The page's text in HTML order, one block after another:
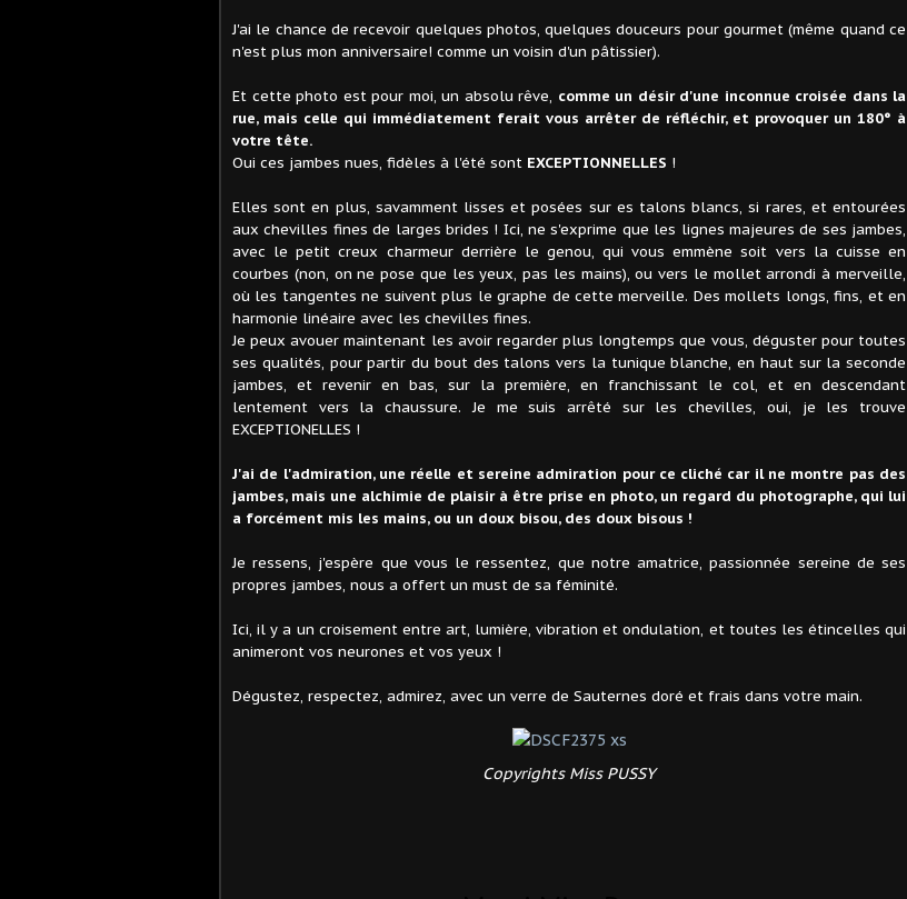
J'ai le chance de recevoir quelques photos, quelques douceurs pour gourmet (même quand ce
n'est plus mon anniversaire! comme un voisin d'un pâtissier).
Et cette photo est pour moi, un absolu rêve, comme un désir d'une inconnue croisée dans la
rue, mais celle qui immédiatement ferait vous arrêter de réfléchir, et provoquer un 180° à
votre tête.
Oui ces jambes nues, fidèles à l'été sont EXCEPTIONNELLES !
Elles sont en plus, savamment lisses et posées sur es talons blancs, si rares, et entourées
aux chevilles fines de larges brides ! Ici, ne s'exprime que les lignes majeures de ses jambes,
avec le petit creux charmeur derrière le genou, qui vous emmène soit vers la cuisse en
courbes (non, on ne pose que les yeux, pas les mains), ou vers le mollet arrondi à merveille,
où les tangentes ne suivent plus le graphe de cette merveille. Des mollets longs, fins, et en
harmonie linéaire avec les chevilles fines.
Je peux avouer maintenant les avoir regarder plus longtemps que vous, déguster pour toutes
ses qualités, pour partir du bout des talons vers la tunique blanche, en haut sur la seconde
jambes, et revenir en bas, sur la première, en franchissant le col, et en descendant
lentement vers la chaussure. Je me suis arrêté sur les chevilles, oui, je les trouve
EXCEPTIONELLES !
J'ai de l'admiration, une réelle et sereine admiration pour ce cliché car il ne montre pas des
jambes, mais une alchimie de plaisir à être prise en photo, un regard du photographe, qui lui
a forcément mis les mains, ou un doux bisou, des doux bisous !
Je ressens, j'espère que vous le ressentez, que notre amatrice, passionnée sereine de ses
propres jambes, nous a offert un must de sa féminité.
Ici, il y a un croisement entre art, lumière, vibration et ondulation, et toutes les étincelles qui
animeront vos neurones et vos yeux !
Dégustez, respectez, admirez, avec un verre de Sauternes doré et frais dans votre main.
Copyrights Miss PUSSY